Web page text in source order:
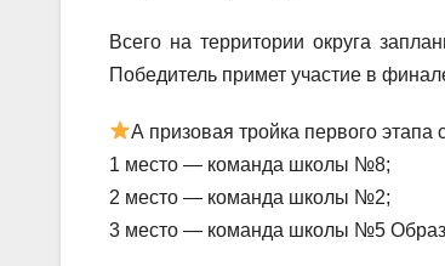
Всего на территории округа
Победитель примет участие в
А призовая тройка первого
1 место — команда школы №8;
2 место — команда школы №2;
3 место — команда школы №5